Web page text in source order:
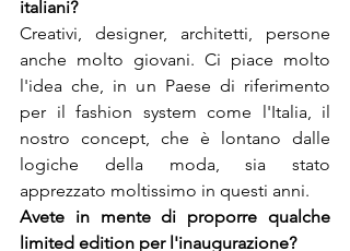
Creativi, designer, architetti, persone
anche molto giovani. Ci piace molto
l'idea che, in un Paese di riferimento
per il fashion system come l'Italia, il
nostro concept, che è lontano dalle
logiche della moda, sia stato
apprezzato moltissimo in questi anni.
Avete in mente di proporre qualche